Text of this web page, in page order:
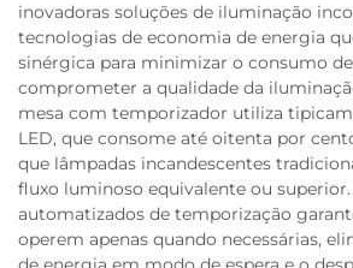
inovadoras soluções de iluminação
tecnologias de economia de energia
sinérgica para minimizar o consumo
comprometer a qualidade da
mesa com temporizador utiliza
LED, que consome até oitenta por
que lâmpadas incandescentes
fluxo luminoso equivalente ou
automatizados de temporização
operem apenas quando necessárias,